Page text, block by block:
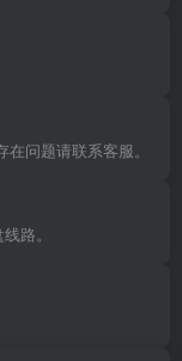
问题请联系客服。
路。